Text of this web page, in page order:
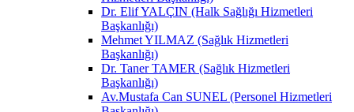
Dr. Elif YALÇIN (Halk Sağlığı Hizmetleri
Başkanlığı)
Mehmet YILMAZ (Sağlık Hizmetleri
Başkanlığı)
Dr. Taner TAMER (Sağlık Hizmetleri
Başkanlığı)
Av.Mustafa Can SUNEL (Personel Hizmetleri